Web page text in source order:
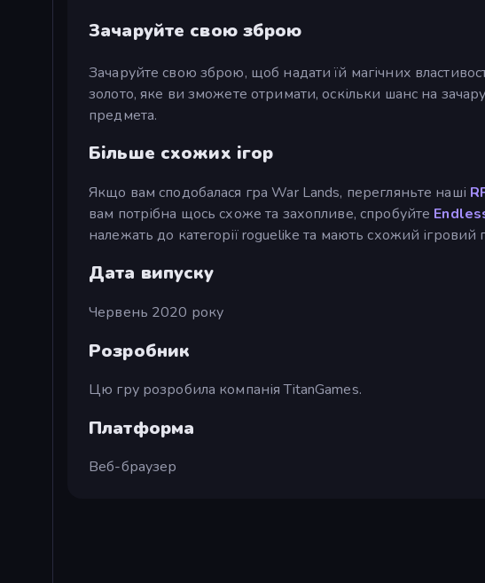
Зачаруйте свою зброю
Зачаруйте свою зброю, щоб надати їй магічних
золото, яке ви зможете отримати, оскільки шанс на
предмета.
Більше схожих ігор
Якщо вам сподобалася гра War Lands, перегляньте наші
вам потрібна щось схоже та захопливе, спробуйте
належать до категорії roguelike та мають схожий ігровий
Дата випуску
Червень 2020 року
Розробник
Цю гру розробила компанія TitanGames.
Платформа
Веб-браузер